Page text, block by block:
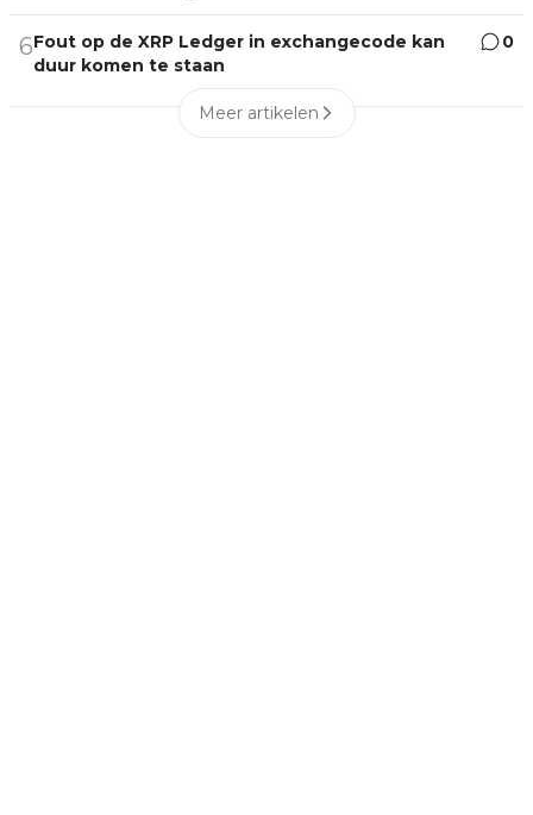
6Fout op de XRP Ledger in exchangecode kan
duur komen te staan
0
Meer artikelen